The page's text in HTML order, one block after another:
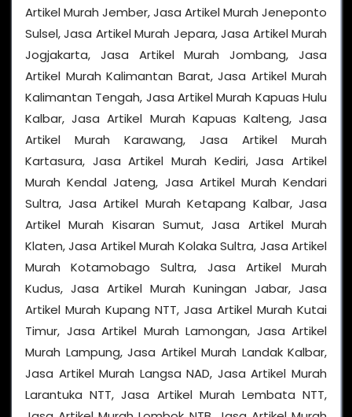
Artikel Murah Jember, Jasa Artikel Murah Jeneponto
Sulsel, Jasa Artikel Murah Jepara, Jasa Artikel Murah
Jogjakarta, Jasa Artikel Murah Jombang, Jasa
Artikel Murah Kalimantan Barat, Jasa Artikel Murah
Kalimantan Tengah, Jasa Artikel Murah Kapuas Hulu
Kalbar, Jasa Artikel Murah Kapuas Kalteng, Jasa
Artikel Murah Karawang, Jasa Artikel Murah
Kartasura, Jasa Artikel Murah Kediri, Jasa Artikel
Murah Kendal Jateng, Jasa Artikel Murah Kendari
Sultra, Jasa Artikel Murah Ketapang Kalbar, Jasa
Artikel Murah Kisaran Sumut, Jasa Artikel Murah
Klaten, Jasa Artikel Murah Kolaka Sultra, Jasa Artikel
Murah Kotamobago Sultra, Jasa Artikel Murah
Kudus, Jasa Artikel Murah Kuningan Jabar, Jasa
Artikel Murah Kupang NTT, Jasa Artikel Murah Kutai
Timur, Jasa Artikel Murah Lamongan, Jasa Artikel
Murah Lampung, Jasa Artikel Murah Landak Kalbar,
Jasa Artikel Murah Langsa NAD, Jasa Artikel Murah
Larantuka NTT, Jasa Artikel Murah Lembata NTT,